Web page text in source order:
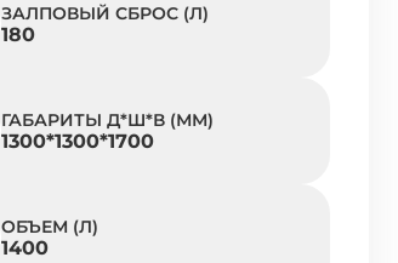
ЗАЛПОВЫЙ СБРОС (Л)
180
ГАБАРИТЫ Д*Ш*В (ММ)
1300*1300*1700
ОБЪЕМ (Л)
1400